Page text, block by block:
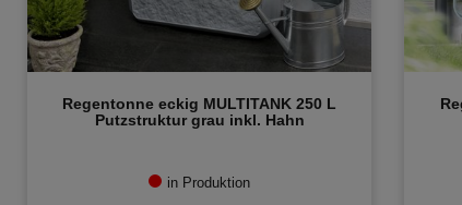
Regentonne eckig MULTITANK 250 L
Putzstruktur grau inkl. Hahn
in Produktion